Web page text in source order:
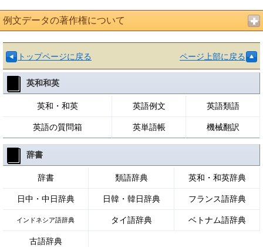
例文データの著作権について
トップページに戻る ページ上部に戻る
英和和英
英和・和英 英語例文 英語類語
英語の質問箱 英単語帳 機械翻訳
辞書
辞書 類語辞典 英和・和英辞典
日中・中日辞典 日韓・韓日辞典 フランス語辞典
インドネシア語辞典 タイ語辞典 ベトナム語辞典
古語辞典